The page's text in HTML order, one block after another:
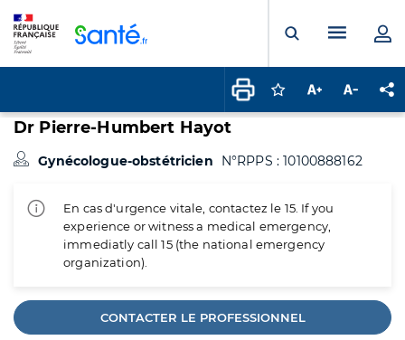
Ouvrir laMenu
Connectez-vous
Augmenter la
Dr Pierre-Humbert Hayot
Gynécologue-obstétricien N°RPPS : 10100888162
En cas d'urgence vitale, contactez le 15. If you
experience or witness a medical emergency,
immediatly call 15 (the national emergency
organization).
CONTACTER LE PROFESSIONNEL